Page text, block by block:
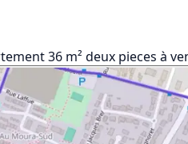
36 m² deux pieces à